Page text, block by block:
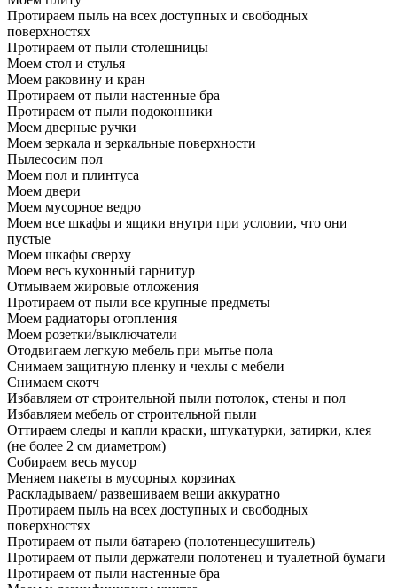
Протираем пыль на всех доступных и свободных
поверхностях
Протираем от пыли столешницы
Моем стол и стулья
Моем раковину и кран
Протираем от пыли настенные бра
Протираем от пыли подоконники
Моем дверные ручки
Моем зеркала и зеркальные поверхности
Пылесосим пол
Моем пол и плинтуса
Моем двери
Моем мусорное ведро
Моем все шкафы и ящики внутри при условии, что они
пустые
Моем шкафы сверху
Моем весь кухонный гарнитур
Отмываем жировые отложения
Протираем от пыли все крупные предметы
Моем радиаторы отопления
Моем розетки/выключатели
Отодвигаем легкую мебель при мытье пола
Снимаем защитную пленку и чехлы с мебели
Снимаем скотч
Избавляем от строительной пыли потолок, стены и пол
Избавляем мебель от строительной пыли
Оттираем следы и капли краски, штукатурки, затирки, клея
(не более 2 см диаметром)
Собираем весь мусор
Меняем пакеты в мусорных корзинах
Раскладываем/ развешиваем вещи аккуратно
Протираем пыль на всех доступных и свободных
поверхностях
Протираем от пыли батарею (полотенцесушитель)
Протираем от пыли держатели полотенец и туалетной бумаги
Протираем от пыли настенные бра